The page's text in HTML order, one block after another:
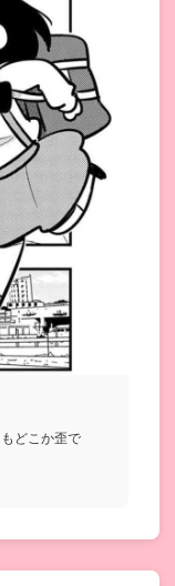
どこか歪で